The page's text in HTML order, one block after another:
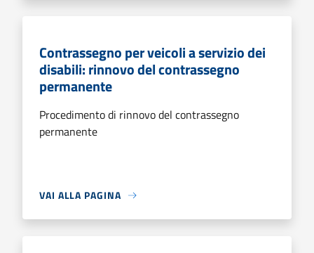
Contrassegno per veicoli a servizio dei
disabili: rinnovo del contrassegno
permanente
Procedimento di rinnovo del contrassegno
permanente
VAI ALLA PAGINA